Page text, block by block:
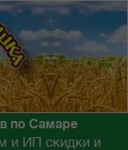
по Самаре
и ИП скидки и